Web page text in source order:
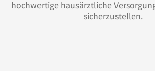
hochwertige hausärztliche
sicherzustellen.